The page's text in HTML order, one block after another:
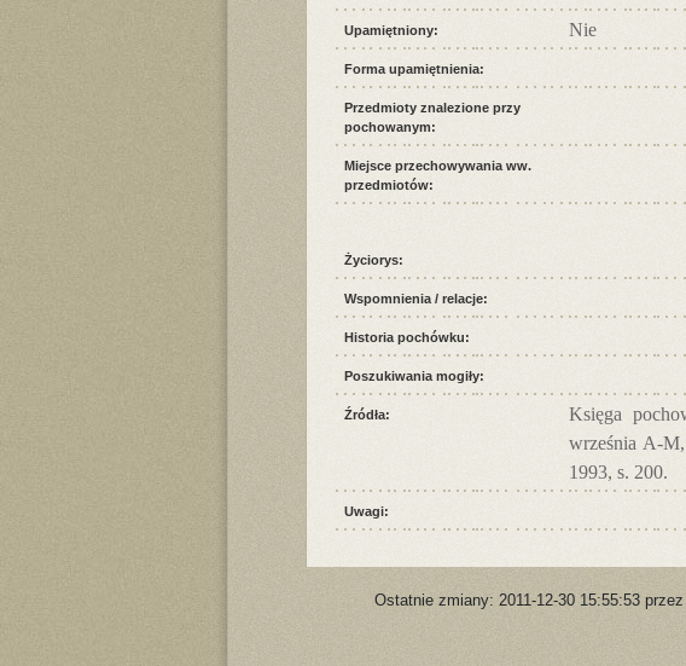
Upamiętniony: Nie
Forma upamiętnienia:
Przedmioty znalezione przy
pochowanym:
Miejsce przechowywania ww.
przedmiotów:
Życiorys:
Wspomnienia / relacje:
Historia pochówku:
Poszukiwania mogiły:
Źródła:
Księga
września A-
1993, s. 200.
Uwagi:
Ostatnie zmiany: 2011-12-30 15:55:53 przez